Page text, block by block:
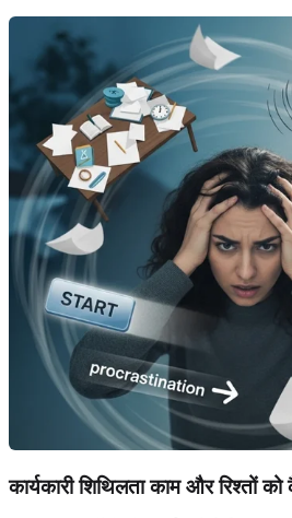
कार्यकारी शिथिलता काम और रिश्तों